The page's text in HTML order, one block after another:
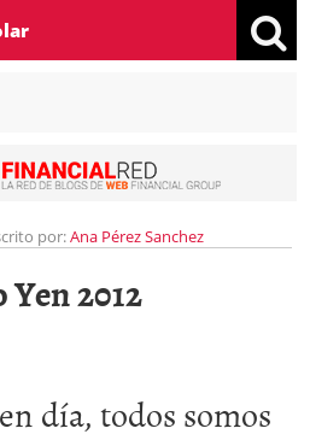
por:Ana Pérez Sanchez
2012
día, todos somos